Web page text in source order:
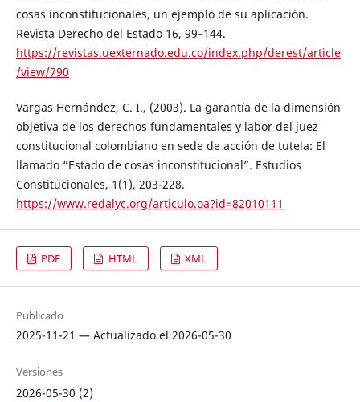
cosas inconstitucionales, un ejemplo de su aplicación.
Revista Derecho del Estado 16, 99–144.
https://revistas.uexternado.edu.co/index.php/derest/article
/view/790
Vargas Hernández, C. I., (2003). La garantía de la dimensión
objetiva de los derechos fundamentales y labor del juez
constitucional colombiano en sede de acción de tutela: El
llamado “Estado de cosas inconstitucional”. Estudios
Constitucionales, 1(1), 203-228.
https://www.redalyc.org/articulo.oa?id=82010111
PDF HTML XML
Publicado
2025-11-21 — Actualizado el 2026-05-30
Versiones
2026-05-30 (2)